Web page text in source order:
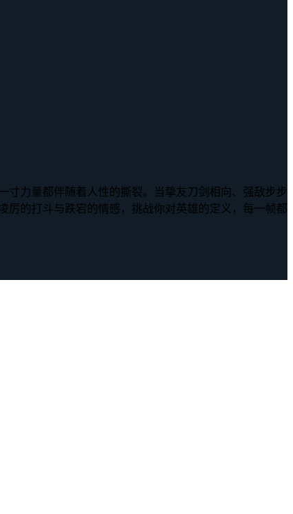
力量都伴随着人性的撕裂。当挚友刀剑相向、强敌步步
厉的打斗与跌宕的情感，挑战你对英雄的定义，每一帧都